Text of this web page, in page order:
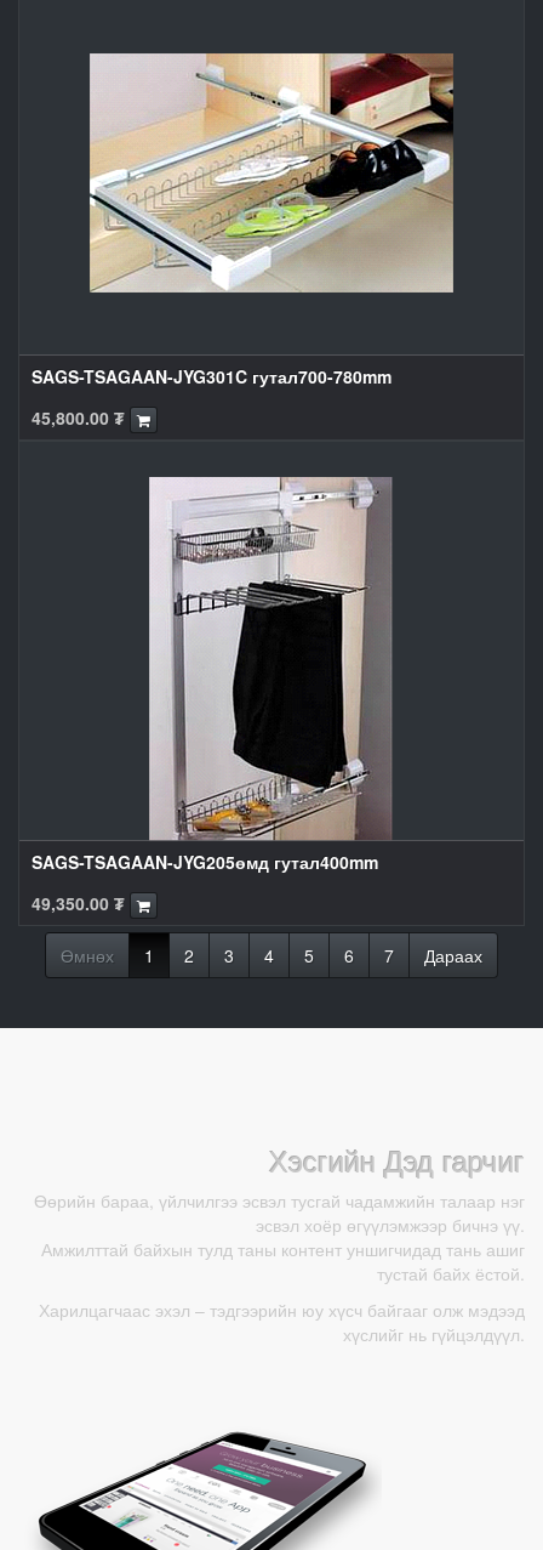
SAGS-TSAGAAN-JYG301C гутал700-780mm
45,800.00 ₮
SAGS-TSAGAAN-JYG205өмд гутал400mm
49,350.00 ₮
Өмнөх 1 2 3 4 5 6 7 Дараах
Хэсгийн Дэд гарчиг
Өөрийн бараа, үйлчилгээ эсвэл тусгай чадамжийн талаар нэг
эсвэл хоёр өгүүлэмжээр бичнэ үү.
Амжилттай байхын тулд таны контент уншигчидад тань ашиг
тустай байх ёстой.
Харилцагчаас эхэл – тэдгээрийн юу хүсч байгааг олж мэдээд
хүслийг нь гүйцэлдүүл.